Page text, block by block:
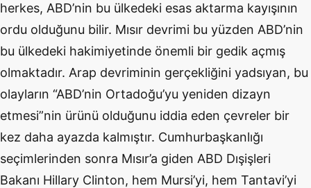
herkes, ABD’nin bu ülkedeki esas aktarma kayışının
ordu olduğunu bilir. Mısır devrimi bu yüzden ABD’nin
bu ülkedeki hakimiyetinde önemli bir gedik açmış
olmaktadır. Arap devriminin gerçekliğini yadsıyan, bu
olayların “ABD’nin Ortadoğu’yu yeniden dizayn
etmesi”nin ürünü olduğunu iddia eden çevreler bir
kez daha ayazda kalmıştır. Cumhurbaşkanlığı
seçimlerinden sonra Mısır’a giden ABD Dışişleri
Bakanı Hillary Clinton, hem Mursi’yi, hem Tantavi’yi